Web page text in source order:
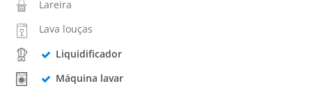
Lareira
Lava louças
Liquidificador
Máquina lavar